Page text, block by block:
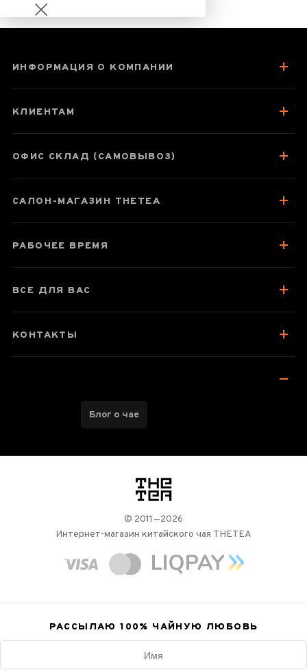
Цзинь Сюань
Паспорт товара
Вкус, аромат, цвет
ИНФОРМАЦИЯ О КОМПАНИИ
КЛИЕНТАМ
ОФИС СКЛАД (САМОВЫВОЗ)
САЛОН-МАГАЗИН THETEA
РАБОЧЕЕ ВРЕМЯ
ВСЕ ДЛЯ ВАС
КОНТАКТЫ
Блог о чае
логотип
© 2011—2026
Интернет-магазин китайского чая THETEA
РАССЫЛАЮ 100% ЧАЙНУЮ ЛЮБОВЬ